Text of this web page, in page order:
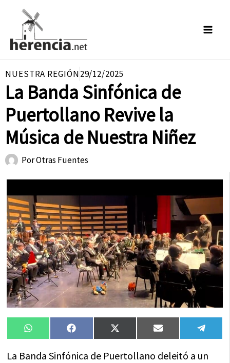
contenido
NUESTRA REGIÓN29/12/2025
La Banda Sinfónica de
Puertollano Revive la
Música de Nuestra Niñez
PorOtras Fuentes
Compartir
en
WhatsAppCompartir
en
FacebookCompartir
en
X
(Twitter)
Compartir
en
Email
en
La Banda Sinfónica de Puertollano deleitó a un